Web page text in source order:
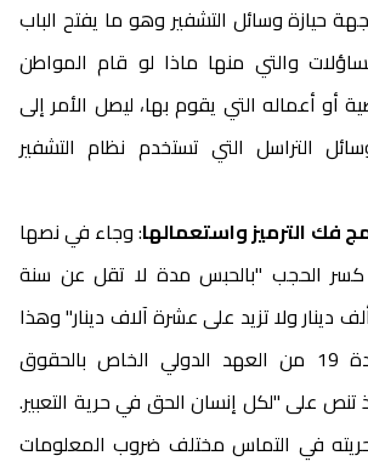
حيازة وسائل التشفير وهو ما يفتح الباب
والتي منها ماذا لو قام المواطن
أو أعماله التي يقوم بها، ليصل الأمر إلى
التراسل التي تستخدم نظام التشفير
: وجاء في نصها
الحجب "بالحبس مدة لا تقل عن سنة
دينار ولا تزيد على عشرة آلاف دينار" وهذا
ما يتنافى مع المادة 19 من العهد الدولي الخاص بالحقوق
تنص على "لكل إنسان الحق في حرية التعبير.
في التماس مختلف ضروب المعلومات